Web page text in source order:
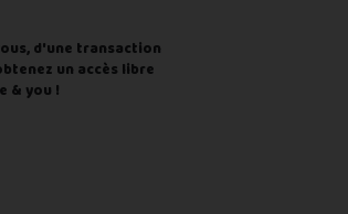
d'une transaction
un accès libre
& you !